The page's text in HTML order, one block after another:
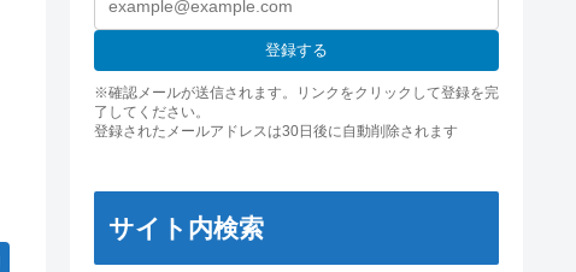
登録する
※確認メールが送信されます。リンクをクリックして登録を完
了してください。
登録されたメールアドレスは30日後に自動削除されます
サイト内検索